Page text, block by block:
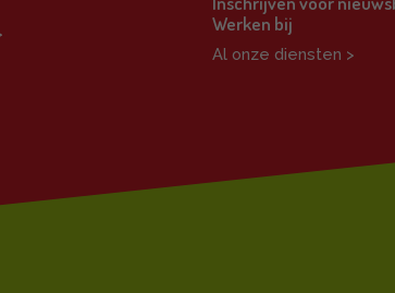
Werken bij
Al onze diensten >